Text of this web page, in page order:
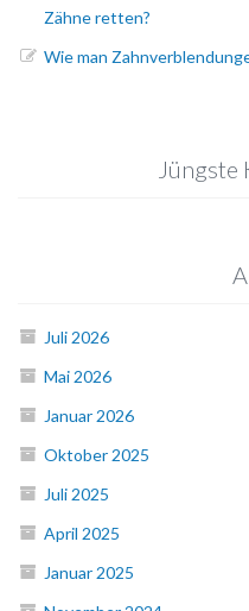
Zähne retten?
Wie man
Jüngste
Juli 2026
Mai 2026
Januar 2026
Oktober 2025
Juli 2025
April 2025
Januar 2025